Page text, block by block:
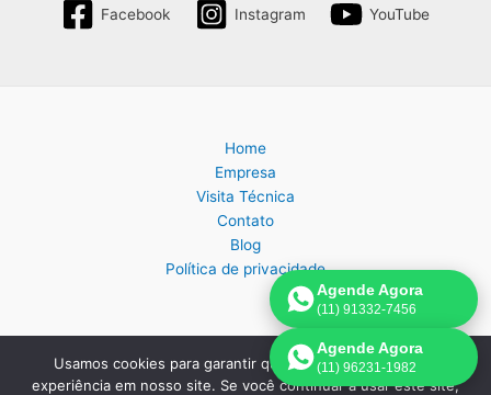
Facebook Instagram YouTube
Home
Empresa
Visita Técnica
Contato
Blog
Política de privacidade
Copyright © 2026 Assistência Técnica Eletrodomésticos em São
Agende Agora
(11) 91332-7456
Agende Agora
(11) 96231-1982
Usamos cookies para garantir que oferecemos a melhor
experiência em nosso site. Se você continuar a usar este site,